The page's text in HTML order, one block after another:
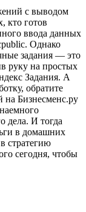
с выводом
кто готов
ввода данных
Однако
задания — это
руку на простых
Задания. А
обратите
на Бизнесменс.ру
дела. И тогда
в домашних
стратегию
сегодня, чтобы